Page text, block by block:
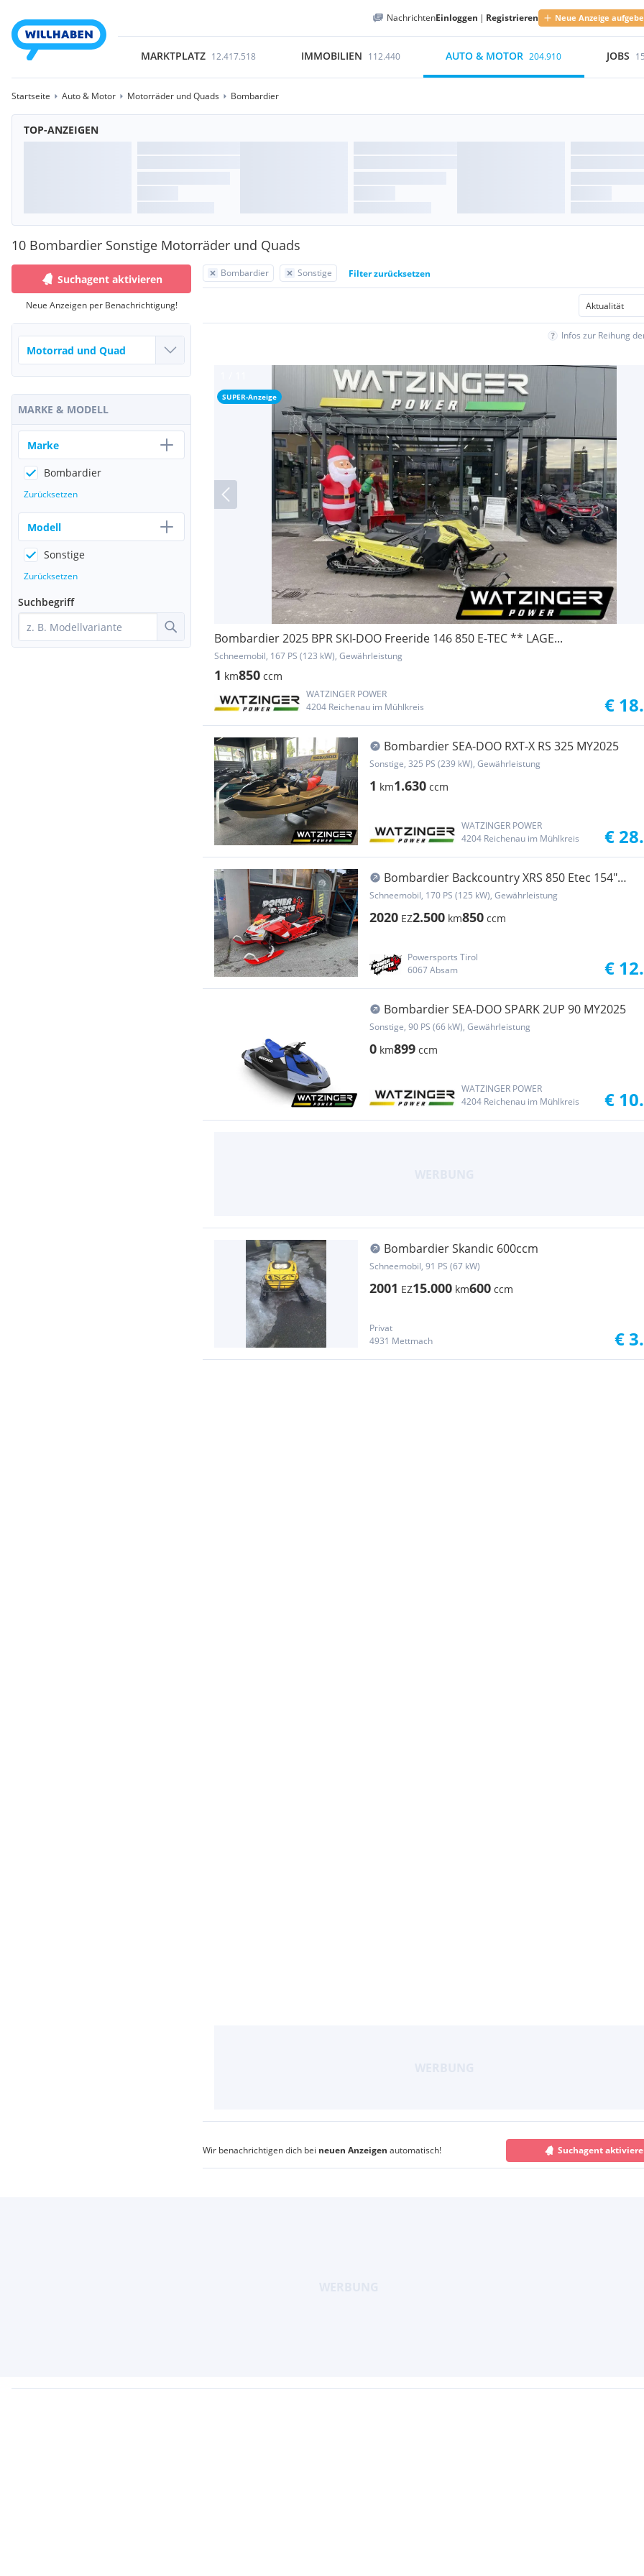
NachrichtenEinloggen | Registrieren Neue Anzeige
MARKTPLATZ 12.417.518 IMMOBILIEN 112.440 AUTO & MOTOR 204.910 JOBS
Startseite Auto & Motor Motorräder und Quads Bombardier
TOP-ANZEIGEN
10 Bombardier Sonstige Motorräder und Quads
Bombardier Sonstige Filter zurücksetzen
Infos zur Reihung
SUPER-Anzeige
Bombardier 2025 BPR SKI-DOO Freeride 146 850 E-TEC ** LAGE...
Schneemobil, 167 PS (123 kW), Gewährleistung
1 km850 ccm
WATZINGER POWER
4204 Reichenau im Mühlkreis
€
Bombardier SEA-DOO RXT-X RS 325 MY2025
Sonstige, 325 PS (239 kW), Gewährleistung
1 km1.630 ccm
WATZINGER POWER
4204 Reichenau im Mühlkreis
€
Bombardier Backcountry XRS 850 Etec 154"
2020
Schneemobil, 170 PS (125 kW), Gewährleistung
2020 EZ2.500 km850 ccm
Powersports Tirol
6067 Absam
€
Bombardier SEA-DOO SPARK 2UP 90 MY2025
Sonstige, 90 PS (66 kW), Gewährleistung
0 km899 ccm
WATZINGER POWER
4204 Reichenau im Mühlkreis
€
Bombardier Skandic 600ccm
Schneemobil, 91 PS (67 kW)
2001 EZ15.000 km600 ccm
Privat
4931 Mettmach
€
Wir benachrichtigen dich bei neuen Anzeigen automatisch! Suchagent
Suchagent aktivieren
Neue Anzeigen per Benachrichtigung!
MARKE & MODELL
Marke
Bombardier
Zurücksetzen
Modell
Sonstige
Zurücksetzen
Suchbegriff